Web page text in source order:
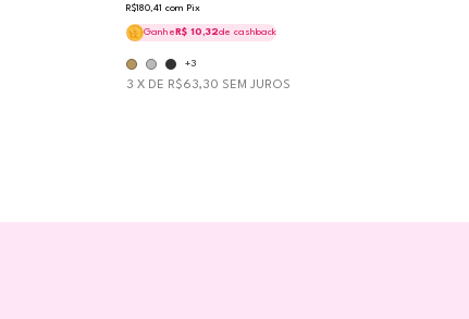
R$180,41com Pix
GanheR$ 10,32de cashback
+3
3 X DE R$63,30 SEM JUROS